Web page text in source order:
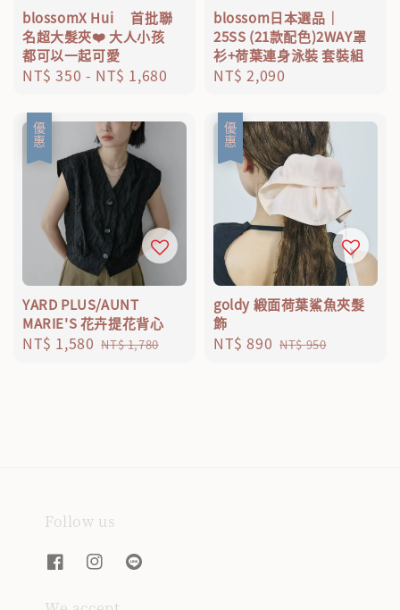
blossomX Hui 首批聯
名超大髮夾❤️ 大人小孩
都可以一起可愛
Regular
NT$ 350 - NT$ 1,680
blossom日本選品｜
25SS (21款配色)2WAY罩
衫+荷葉連身泳裝 套裝組
Regular
NT$ 2,090
優惠
YARD PLUS/AUNT
MARIE'S 花卉提花背心
Sale
NT$ 1,580 Regular
NT$ 1,780
優惠
goldy 緞面荷葉鯊魚夾髮
飾
Sale
NT$ 890 Regular
NT$ 950
Follow us